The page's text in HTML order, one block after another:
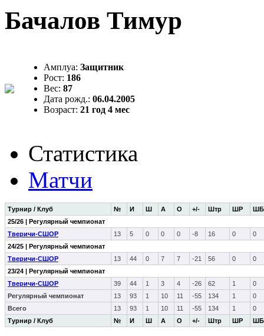
Бачалов Тимур
Амплуа: Защитник
Рост: 186
Вес: 87
Дата рожд.: 06.04.2005
Возраст: 21 год 4 мес
Статистика
Матчи
Турнир / Клуб № И Ш А О +/- Штр ШР ШБ
Турнир / Клуб № И Ш А О +/- Штр ШР ШБ
25/26 | Регулярный чемпионат
Тверичи-СШОР
13 5 0 0 0 -8 16 0
0
24/25 | Регулярный чемпионат
Тверичи-СШОР
13 44 0 7 7 -21 56 0
0
23/24 | Регулярный чемпионат
Тверичи-СШОР
39 44 1 3 4 -26 62 1
0
Регулярный чемпионат
13 93 1 10 11 -55 134 1
0
Всего
13 93 1 10 11 -55 134 1 0